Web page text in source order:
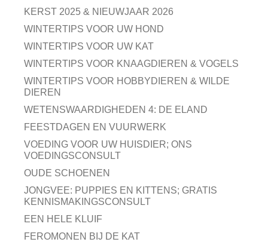
KERST 2025 & NIEUWJAAR 2026
WINTERTIPS VOOR UW HOND
WINTERTIPS VOOR UW KAT
WINTERTIPS VOOR KNAAGDIEREN & VOGELS
WINTERTIPS VOOR HOBBYDIEREN & WILDE
DIEREN
WETENSWAARDIGHEDEN 4: DE ELAND
FEESTDAGEN EN VUURWERK
VOEDING VOOR UW HUISDIER; ONS
VOEDINGSCONSULT
OUDE SCHOENEN
JONGVEE: PUPPIES EN KITTENS; GRATIS
KENNISMAKINGSCONSULT
EEN HELE KLUIF
FEROMONEN BIJ DE KAT